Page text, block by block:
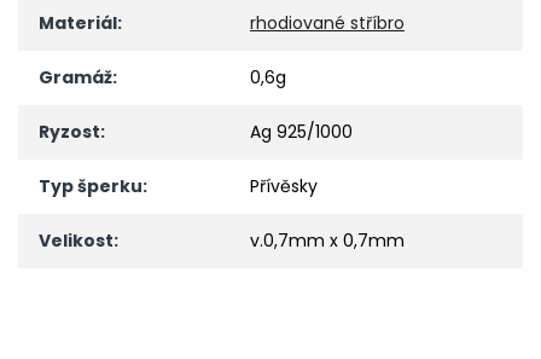
Materiál: rhodiované stříbro
Gramáž: 0,6g
Ryzost: Ag 925/1000
Typ šperku: Přívěsky
Velikost: v.0,7mm x 0,7mm